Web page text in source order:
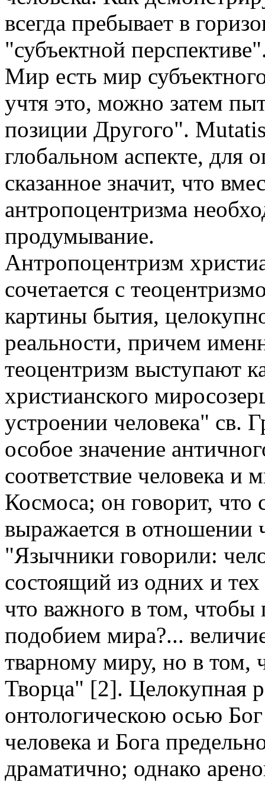
всегда пребывает в
"субъектной
Мир есть мир
учтя это, можно затем
позиции Другого".
глобальном аспекте, для
сказанное значит, что
антропоцентризма
продумывание.
Антропоцентризм
сочетается с
картины бытия,
реальности, причем
теоцентризм выступают
христианского
устроении человека" св.
особое значение
соответствие человека
Космоса; он говорит,
выражается в отношении
"Язычники говорили:
состоящий из одних и
что важного в том, чтобы
подобием мира?...
тварному миру, но в том,
Творца" [2]. Целокупная
онтологическою осью
человека и Бога
драматично; однако